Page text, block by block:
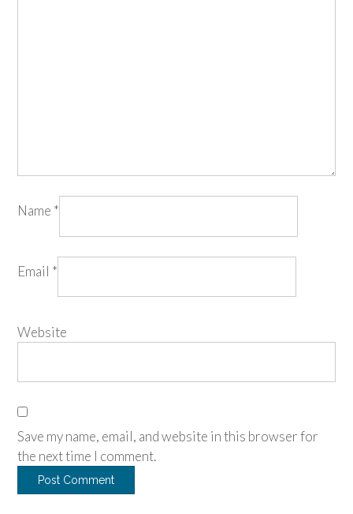
Name *
Email *
Website
Save my name, email, and website in this browser for
the next time I comment.